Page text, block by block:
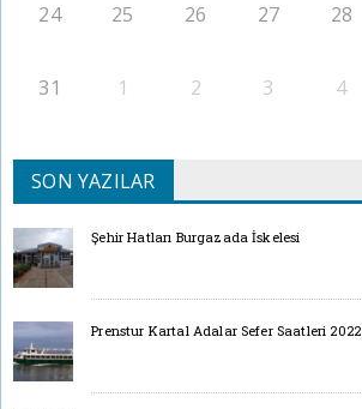
24 25 26 27 28
31 1 2 3 4
SON YAZILAR
Şehir Hatları Burgazada İskelesi
Prenstur Kartal Adalar Sefer Saatleri 2022